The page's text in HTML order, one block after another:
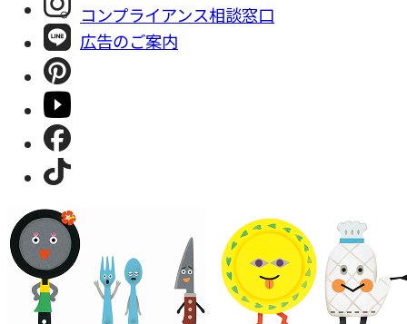
コンプライアンス相談窓⼝
広告のご案内